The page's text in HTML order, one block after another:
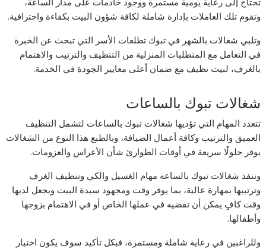
وتقوم تلك العاملات بإدارة شاملة لكافة شؤون البيت بكفاءة واحترافية.
وتلبي شغالات بالشهر في تبوك تطلعات الأسر التي تبحث عن الخبرة
في التعامل مع المتطلبات المنزلية من التنظيف والترتيب والاهتمام
بالغرف، لبيت نظيف مع ضمان أعلى معايير الجودة في الخدمة.
شغالات تبوك بالساعات
تتعدد المهام التي تؤديها شغالات تبوك بالساعات لتشمل التنظيف
العميق والترتيب وكافة أعمال الضيافة، وبالطبع هذا النوع من الشغالات
يوفر حلولًا سريعة في أوقات الطوارئ شأن الأعراس والعزومات.
وتنفذ شغالات تبوك بالساعه مهام الغسيل والكي وتنظيف الغرف
وترتيبها بمهارة عالية، بما يوفر وقت ومجهود سيدة البيت ويجعل لديها
وقت كافٍ يمكن أن تقضيه في عملها الخاص أو في الاهتمام بزوجها
وأطفالها.
وللراغبين في رعاية شاملة ومستمرة، فبكل تأكيد سوف يكون اختيار